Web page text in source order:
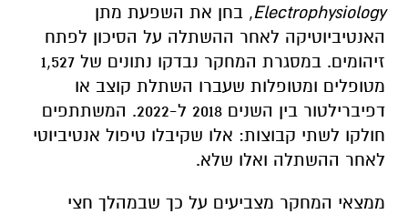
Electrophysiology, בחן את השפעת מתן
האנטיביוטיקה לאחר ההשתלה על הסיכון לפתח
זיהומים. במסגרת המחקר נבדקו נתונים של 1,527
מטופלים ומטופלות שעברו השתלת קוצב או
דפיברילטור בין השנים 2018 ל-2022. המשתתפים
חולקו לשתי קבוצות: אלו שקיבלו טיפול אנטיביוטי
לאחר ההשתלה ואלו שלא.
ממצאי המחקר מצביעים על כך שבמהלך חצי